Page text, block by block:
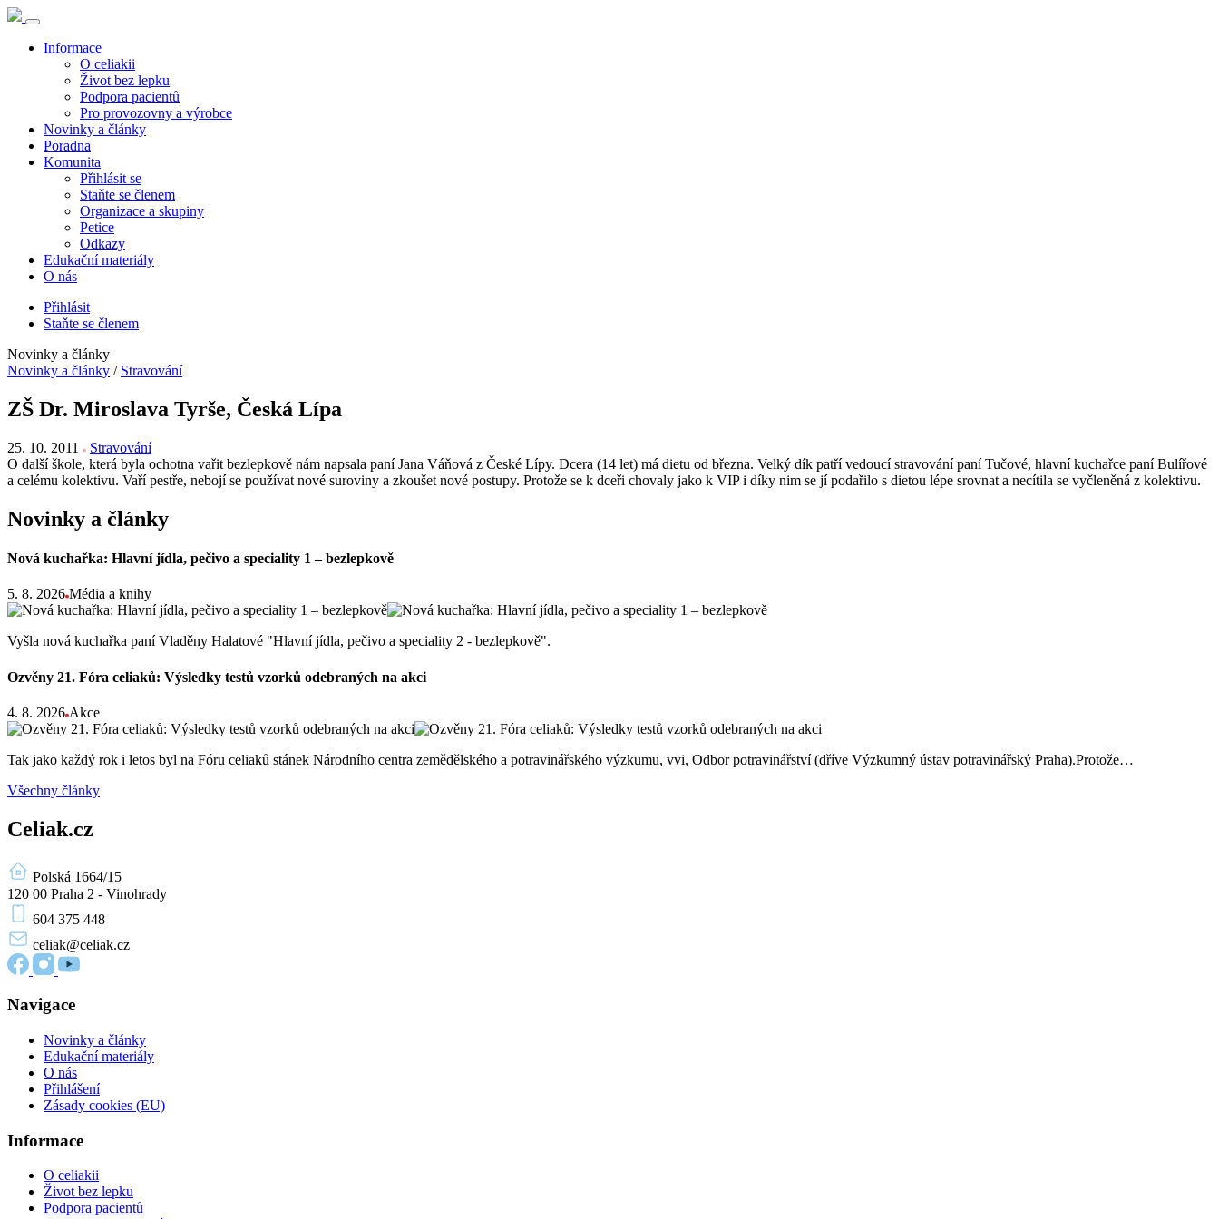
Informace
O celiakii
Život bez lepku
Podpora pacientů
Pro provozovny a výrobce
Novinky a články
Poradna
Komunita
Přihlásit se
Staňte se členem
Organizace a skupiny
Petice
Odkazy
Edukační materiály
O nás
Přihlásit
Staňte se členem
Novinky a články
Novinky a články / Stravování
ZŠ Dr. Miroslava Tyrše, Česká Lípa
25. 10. 2011
Stravování
O další škole, která byla ochotna vařit bezlepkově nám napsala paní Jana Váňová z České Lípy. Dcera (14 let) má dietu od března. Velký dík patří vedoucí stravování paní Tučové, hlavní kuchařce paní Bulířové
a celému kolektivu. Vaří pestře, nebojí se používat nové suroviny a zkoušet nové postupy. Protože se k dceři chovaly jako k VIP i díky nim se jí podařilo s dietou lépe srovnat a necítila se vyčleněná z kolektivu.
Novinky a články
Nová kuchařka: Hlavní jídla, pečivo a speciality 1 – bezlepkově
5. 8. 2026 Média a knihy
Vyšla nová kuchařka paní Vladěny Halatové "Hlavní jídla, pečivo a speciality 2 - bezlepkově".
Ozvěny 21. Fóra celiaků: Výsledky testů vzorků odebraných na akci
4. 8. 2026 Akce
Tak jako každý rok i letos byl na Fóru celiaků stánek Národního centra zemědělského a potravinářského výzkumu, vvi, Odbor potravinářství (dříve Výzkumný ústav potravinářský Praha).Protože…
Všechny články
Celiak.cz
Polská 1664/15
120 00 Praha 2 - Vinohrady
604 375 448
celiak@celiak.cz
Navigace
Novinky a články
Edukační materiály
O nás
Přihlášení
Zásady cookies (EU)
Informace
O celiakii
Život bez lepku
Podpora pacientů